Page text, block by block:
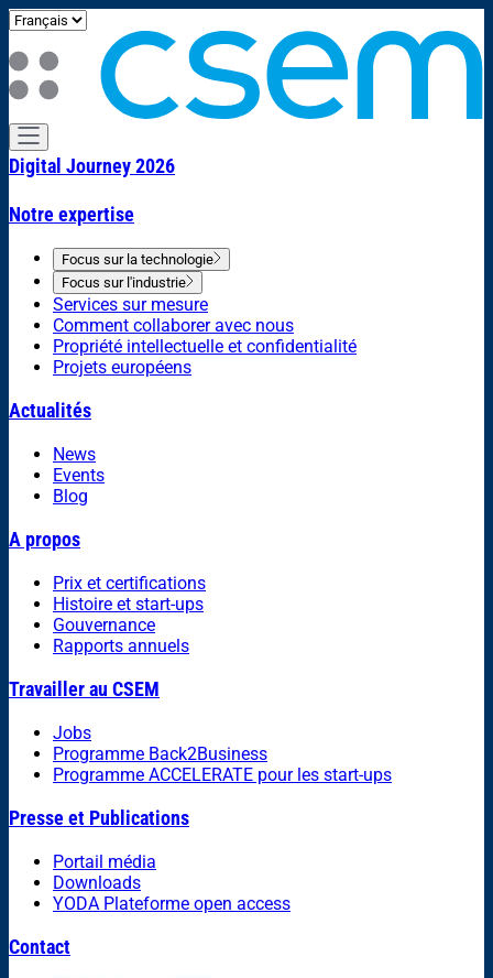
Digital Journey 2026
Notre expertise
Focus sur la technologie
Focus sur l'industrie
Services sur mesure
Comment collaborer avec nous
Propriété intellectuelle et confidentialité
Projets européens
Actualités
News
Events
Blog
A propos
Prix et certifications
Histoire et start-ups
Gouvernance
Rapports annuels
Travailler au CSEM
Jobs
Programme Back2Business
Programme ACCELERATE pour les start-ups
Presse et Publications
Portail média
Downloads
YODA Plateforme open access
Contact